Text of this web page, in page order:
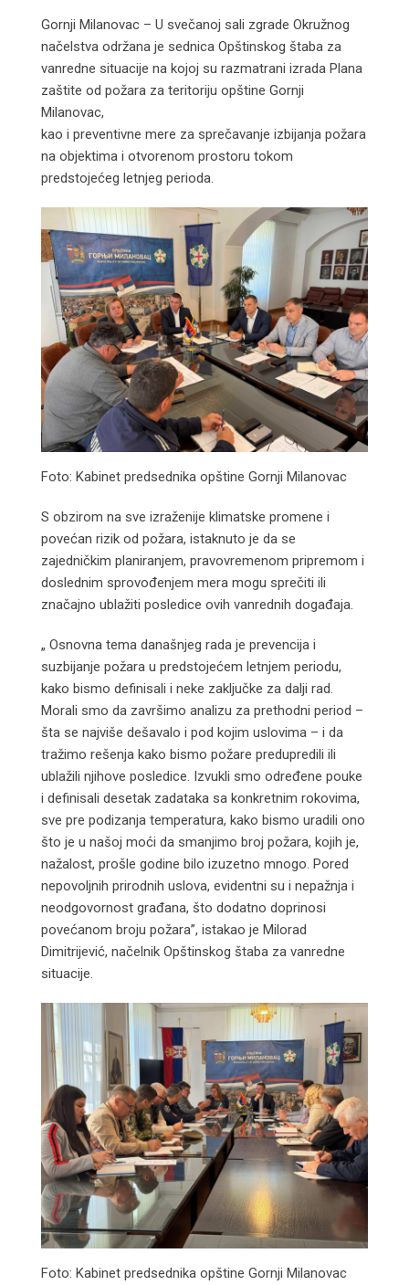
Gornji Milanovac – U svečanoj sali zgrade Okružnog
načelstva održana je sednica Opštinskog štaba za
vanredne situacije na kojoj su razmatrani izrada Plana
zaštite od požara za teritoriju opštine Gornji
Milanovac,
kao i preventivne mere za sprečavanje izbijanja požara
na objektima i otvorenom prostoru tokom
predstojećeg letnjeg perioda.
Foto: Kabinet predsednika opštine Gornji Milanovac
S obzirom na sve izraženije klimatske promene i
povećan rizik od požara, istaknuto je da se
zajedničkim planiranjem, pravovremenom pripremom i
doslednim sprovođenjem mera mogu sprečiti ili
značajno ublažiti posledice ovih vanrednih događaja.
„ Osnovna tema današnjeg rada je prevencija i
suzbijanje požara u predstojećem letnjem periodu,
kako bismo definisali i neke zaključke za dalji rad.
Morali smo da završimo analizu za prethodni period –
šta se najviše dešavalo i pod kojim uslovima – i da
tražimo rešenja kako bismo požare predupredili ili
ublažili njihove posledice. Izvukli smo određene pouke
i definisali desetak zadataka sa konkretnim rokovima,
sve pre podizanja temperatura, kako bismo uradili ono
što je u našoj moći da smanjimo broj požara, kojih je,
nažalost, prošle godine bilo izuzetno mnogo. Pored
nepovoljnih prirodnih uslova, evidentni su i nepažnja i
neodgovornost građana, što dodatno doprinosi
povećanom broju požara”, istakao je Milorad
Dimitrijević, načelnik Opštinskog štaba za vanredne
situacije.
Foto: Kabinet predsednika opštine Gornji Milanovac